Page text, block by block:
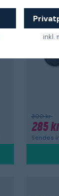
inkl.
300 kr.
285
Sendes